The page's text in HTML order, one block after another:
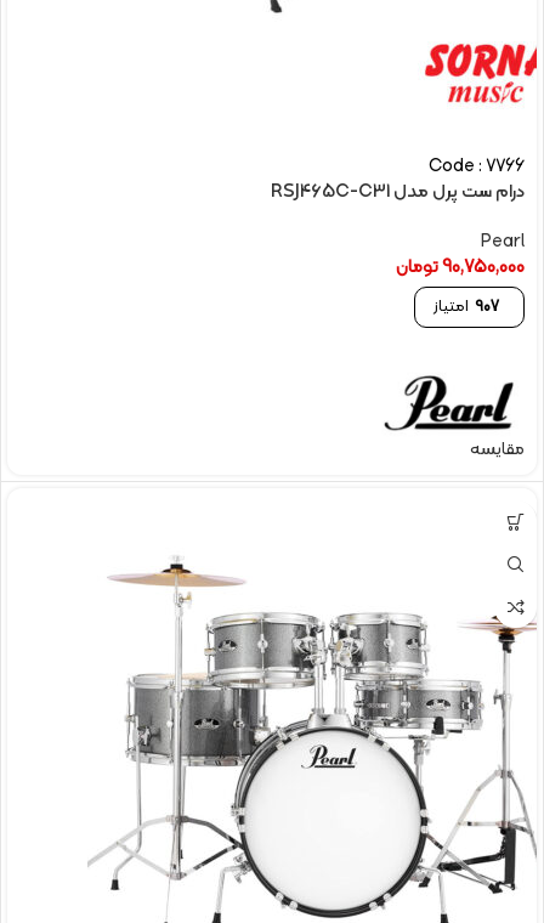
Code : 7766
درام ست پرل مدل RSJ465C-C31
Pearl
90,750,000تومان
907 امتیاز
مقایسه